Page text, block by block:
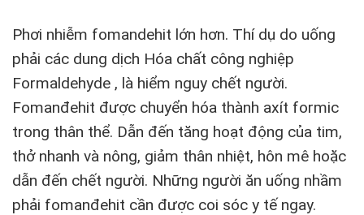
Phơi nhiễm fomandehit lớn hơn. Thí dụ do uống
phải các dung dịch Hóa chất công nghiệp
Formaldehyde , là hiểm nguy chết người.
Fomanđehit được chuyển hóa thành axít formic
trong thân thể. Dẫn đến tăng hoạt động của tim,
thở nhanh và nông, giảm thân nhiệt, hôn mê hoặc
dẫn đến chết người. Những người ăn uống nhầm
phải fomanđehit cần được coi sóc y tế ngay.